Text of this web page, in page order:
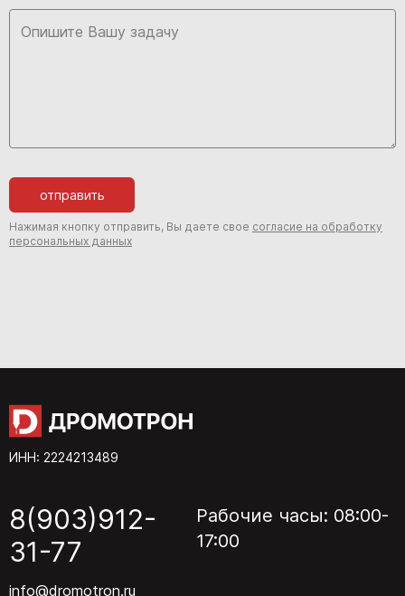
отправить
Нажимая кнопку отправить, Вы даете свое согласие на обработку
персональных данных
ИНН: 2224213489
8(903)912-
31-77
info@dromotron.ru
Рабочие часы: 08:00-
17:00